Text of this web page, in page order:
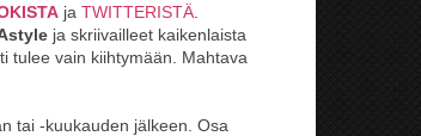
ja TWITTERISTÄ
ja skriivailleet kaikenlaista
tulee vain kiihtymään. Mahtava
tai -kuukauden jälkeen. Osa